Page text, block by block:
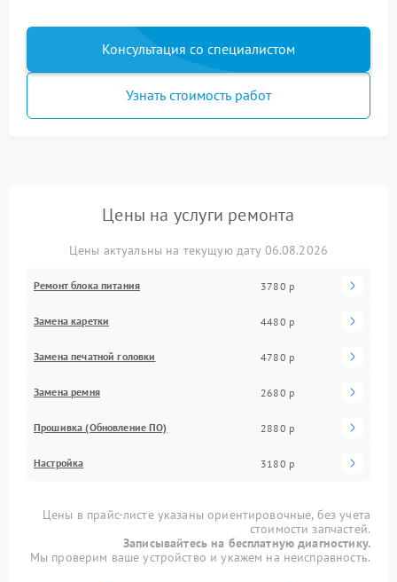
Консультация со специалистом
Узнать стоимость работ
Цены на услуги ремонта
Цены актуальны на текущую дату 06.08.2026
Ремонт блока питания 3780 р
Замена каретки 4480 р
Замена печатной головки 4780 р
Замена ремня 2680 р
Прошивка (Обновление ПО) 2880 р
Настройка 3180 р
Цены в прайс-листе указаны ориентировочные, без учета
стоимости запчастей.
Записывайтесь на бесплатную диагностику.
Мы проверим ваше устройство и укажем на неисправность.